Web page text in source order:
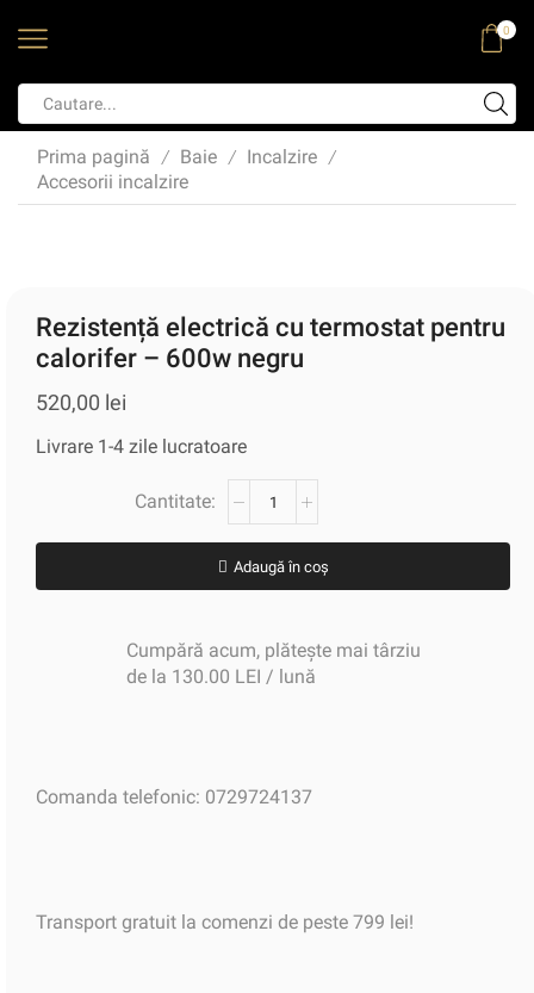
0
Prima pagină / Baie / Incalzire /
Accesorii incalzire
Rezistență electrică cu termostat pentru
calorifer – 600w negru
520,00 lei
Livrare 1-4 zile lucratoare
Adaugă în coș
Cumpără acum, plătește mai târziu
de la 130.00 LEI / lună
Comanda telefonic: 0729724137
Transport gratuit la comenzi de peste 799 lei!